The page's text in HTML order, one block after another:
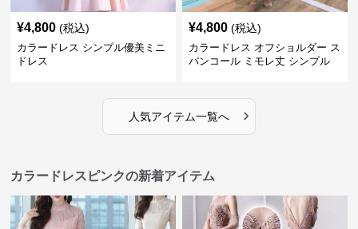
¥4,800 (税込)
カラードレス シンプル優美ミニ
ドレス
¥4,800 (税込)
カラードレス オフショルダー ス
パンコール ミモレ丈 シンプル
人気アイテム一覧へ ›
カラードレスピンクの新着アイテム